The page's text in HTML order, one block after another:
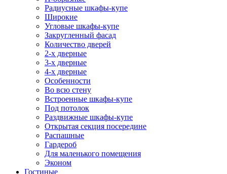
Радиусные шкафы-купе
Широкие
Угловые шкафы-купе
Закругленный фасад
Количество дверей
2-х дверные
3-х дверные
4-х дверные
Особенности
Во всю стену
Встроенные шкафы-купе
Под потолок
Раздвижные шкафы-купе
Открытая секция посередине
Распашные
Гардероб
Для маленького помещения
Эконом
Гостиные